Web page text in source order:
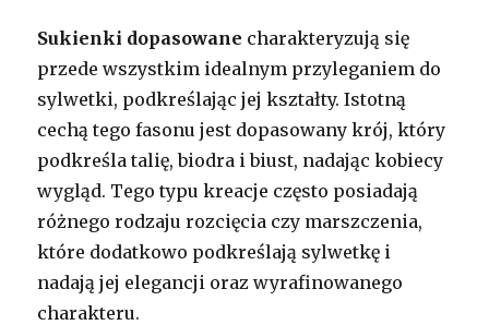
Sukienki dopasowane charakteryzują się
przede wszystkim idealnym przyleganiem do
sylwetki, podkreślając jej kształty. Istotną
cechą tego fasonu jest dopasowany krój, który
podkreśla talię, biodra i biust, nadając kobiecy
wygląd. Tego typu kreacje często posiadają
różnego rodzaju rozcięcia czy marszczenia,
które dodatkowo podkreślają sylwetkę i
nadają jej elegancji oraz wyrafinowanego
charakteru.